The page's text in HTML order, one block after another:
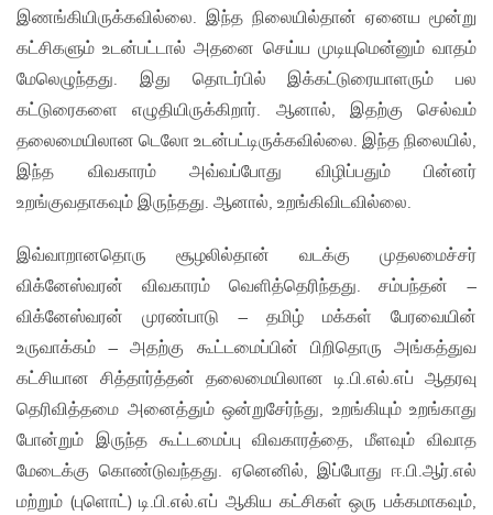
இணங்கியிருக்கவில்லை. இந்த நிலையில்தான் ஏனைய மூன்று
கட்சிகளும் உடன்பட்டால் அதனை செய்ய முடியுமென்னும் வாதம்
மேலெழுந்தது. இது தொடர்பில் இக்கட்டுரையாளரும் பல
கட்டுரைகளை எழுதியிருக்கிறார். ஆனால், இதற்கு செல்வம்
தலைமையிலான டெலோ உடன்பட்டிருக்கவில்லை. இந்த நிலையில்,
இந்த விவகாரம் அவ்வப்போது விழிப்பதும் பின்னர்
உறங்குவதாகவும் இருந்தது. ஆனால், உறங்கிவிடவில்லை.
இவ்வாறானதொரு சூழலில்தான் வடக்கு முதலமைச்சர்
விக்னேஸ்வரன் விவகாரம் வெளித்தெரிந்தது. சம்பந்தன் –
விக்னேஸ்வரன் முரண்பாடு – தமிழ் மக்கள் பேரவையின்
உருவாக்கம் – அதற்கு கூட்டமைப்பின் பிறிதொரு அங்கத்துவ
கட்சியான சித்தார்த்தன் தலைமையிலான டி.பி.எல்.எப் ஆதரவு
தெரிவித்தமை அனைத்தும் ஒன்றுசேர்ந்து, உறங்கியும் உறங்காது
போன்றும் இருந்த கூட்டமைப்பு விவகாரத்தை, மீளவும் விவாத
மேடைக்கு கொண்டுவந்தது. ஏனெனில், இப்போது ஈ.பி.ஆர்.எல்
மற்றும் (புளொட்) டி.பி.எல்.எப் ஆகிய கட்சிகள் ஒரு பக்கமாகவும்,